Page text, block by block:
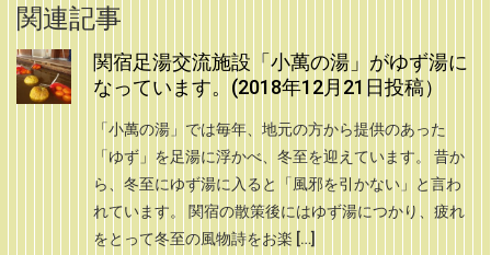
関連記事
関宿足湯交流施設「小萬の湯」がゆず湯に
なっています。(2018年12月21日投稿）
「小萬の湯」では毎年、地元の方から提供のあった
「ゆず」を足湯に浮かべ、冬至を迎えています。 昔か
ら、冬至にゆず湯に入ると「風邪を引かない」と言わ
れています。 関宿の散策後にはゆず湯につかり、疲れ
をとって冬至の風物詩をお楽 […]